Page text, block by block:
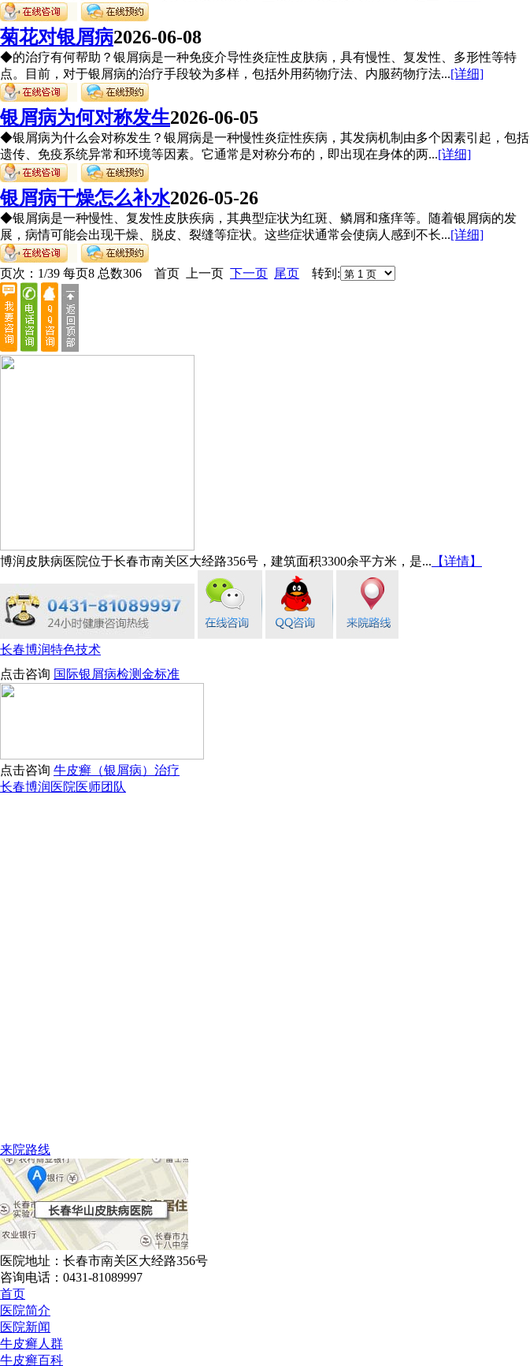
菊花对银屑病2026-06-08
◆的治疗有何帮助？银屑病是一种免疫介导性炎症性皮肤病，具有慢性、复发性、多形性等特
点。目前，对于银屑病的治疗手段较为多样，包括外用药物疗法、内服药物疗法...[详细]
银屑病为何对称发生2026-06-05
◆银屑病为什么会对称发生？银屑病是一种慢性炎症性疾病，其发病机制由多个因素引起，包括
遗传、免疫系统异常和环境等因素。它通常是对称分布的，即出现在身体的两...[详细]
银屑病干燥怎么补水2026-05-26
◆银屑病是一种慢性、复发性皮肤疾病，其典型症状为红斑、鳞屑和瘙痒等。随着银屑病的发
展，病情可能会出现干燥、脱皮、裂缝等症状。这些症状通常会使病人感到不长...[详细]
页次：1/39 每页8 总数306 首页 上一页 下一页 尾页 转到:
博润皮肤病医院位于长春市南关区大经路356号，建筑面积3300余平方米，是... 【详情】
长春博润特色技术
点击咨询 国际银屑病检测金标准
点击咨询 牛皮癣（银屑病）治疗
长春博润医院医师团队
来院路线
医院地址：长春市南关区大经路356号
咨询电话：0431-81089997
首页
医院简介
医院新闻
牛皮癣人群
牛皮癣百科